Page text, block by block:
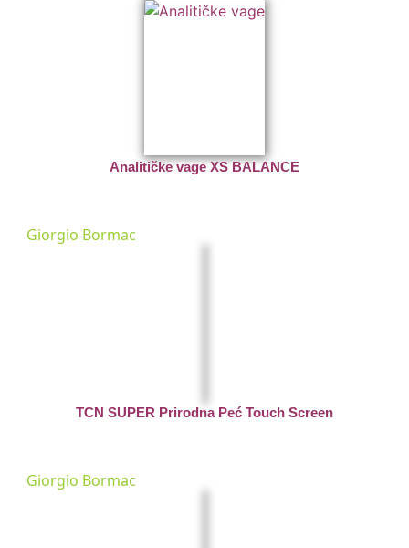
Analitičke vage XS BALANCE
Giorgio Bormac
TCN SUPER Prirodna Peć Touch Screen
Giorgio Bormac